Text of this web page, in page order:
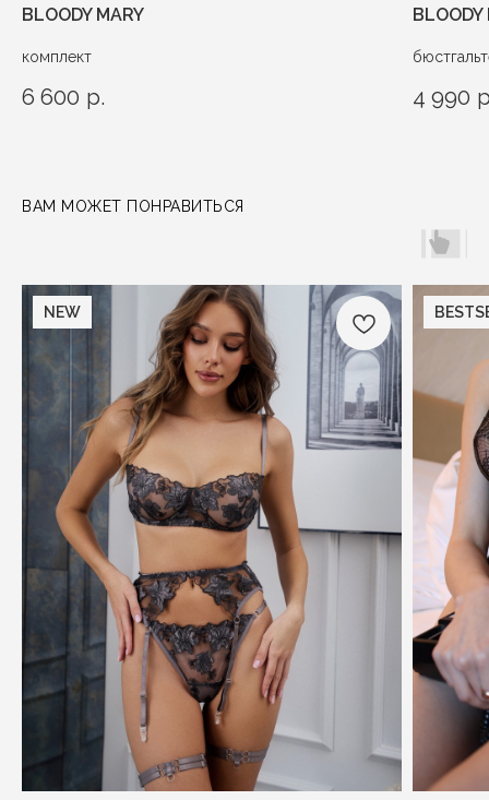
BLOODY MARY
комплект
6 600 р.
BLOODY
4 990
ВАМ МОЖЕТ ПОНРАВИТЬСЯ
NEW